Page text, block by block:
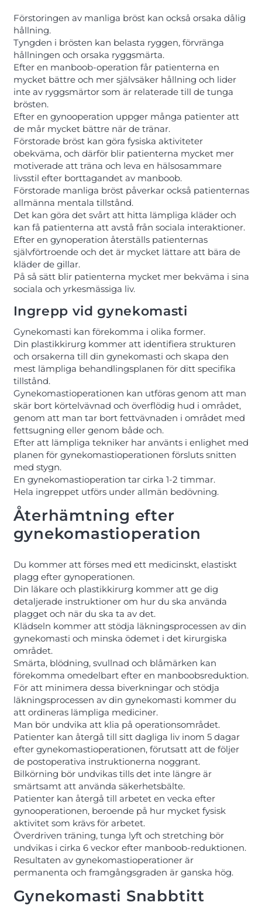
Förstoringen av manliga bröst kan också orsaka dålig
hållning.
Tyngden i brösten kan belasta ryggen, förvränga
hållningen och orsaka ryggsmärta.
Efter en manboob-operation får patienterna en
mycket bättre och mer självsäker hållning och lider
inte av ryggsmärtor som är relaterade till de tunga
brösten.
Efter en gynooperation uppger många patienter att
de mår mycket bättre när de tränar.
Förstorade bröst kan göra fysiska aktiviteter
obekväma, och därför blir patienterna mycket mer
motiverade att träna och leva en hälsosammare
livsstil efter borttagandet av manboob.
Förstorade manliga bröst påverkar också patienternas
allmänna mentala tillstånd.
Det kan göra det svårt att hitta lämpliga kläder och
kan få patienterna att avstå från sociala interaktioner.
Efter en gynoperation återställs patienternas
självförtroende och det är mycket lättare att bära de
kläder de gillar.
På så sätt blir patienterna mycket mer bekväma i sina
sociala och yrkesmässiga liv.
Ingrepp vid gynekomasti
Gynekomasti kan förekomma i olika former.
Din plastikkirurg kommer att identifiera strukturen
och orsakerna till din gynekomasti och skapa den
mest lämpliga behandlingsplanen för ditt specifika
tillstånd.
Gynekomastioperationen kan utföras genom att man
skär bort körtelvävnad och överflödig hud i området,
genom att man tar bort fettvävnaden i området med
fettsugning eller genom både och.
Efter att lämpliga tekniker har använts i enlighet med
planen för gynekomastioperationen försluts snitten
med stygn.
En gynekomastioperation tar cirka 1-2 timmar.
Hela ingreppet utförs under allmän bedövning.
Återhämtning efter
gynekomastioperation
Du kommer att förses med ett medicinskt, elastiskt
plagg efter gynoperationen.
Din läkare och plastikkirurg kommer att ge dig
detaljerade instruktioner om hur du ska använda
plagget och när du ska ta av det.
Klädseln kommer att stödja läkningsprocessen av din
gynekomasti och minska ödemet i det kirurgiska
området.
Smärta, blödning, svullnad och blåmärken kan
förekomma omedelbart efter en manboobsreduktion.
För att minimera dessa biverkningar och stödja
läkningsprocessen av din gynekomasti kommer du
att ordineras lämpliga mediciner.
Man bör undvika att klia på operationsområdet.
Patienter kan återgå till sitt dagliga liv inom 5 dagar
efter gynekomastioperationen, förutsatt att de följer
de postoperativa instruktionerna noggrant.
Bilkörning bör undvikas tills det inte längre är
smärtsamt att använda säkerhetsbälte.
Patienter kan återgå till arbetet en vecka efter
gynooperationen, beroende på hur mycket fysisk
aktivitet som krävs för arbetet.
Överdriven träning, tunga lyft och stretching bör
undvikas i cirka 6 veckor efter manboob-reduktionen.
Resultaten av gynekomastioperationer är
permanenta och framgångsgraden är ganska hög.
Gynekomasti Snabbtitt